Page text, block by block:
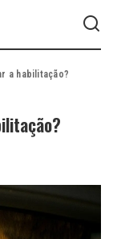
a habilitação?